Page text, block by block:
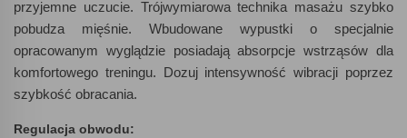
przyjemne uczucie. Trójwymiarowa technika masażu szybko
pobudza mięśnie. Wbudowane wypustki o specjalnie
opracowanym wyglądzie posiadają absorpcje wstrząsów dla
komfortowego treningu. Dozuj intensywność wibracji poprzez
szybkość obracania.
Regulacja obwodu: